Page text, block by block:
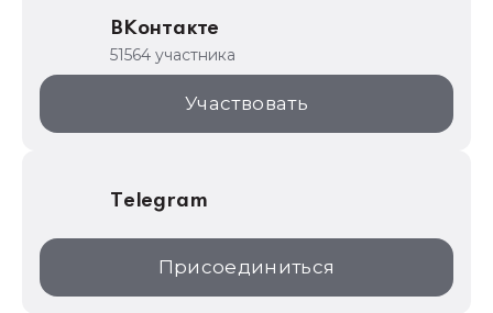
1С:Торговая площадка
ВКонтакте
51564 участника
Участвовать
Telegram
Присоединиться